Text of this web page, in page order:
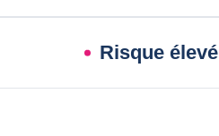
Risque élevé